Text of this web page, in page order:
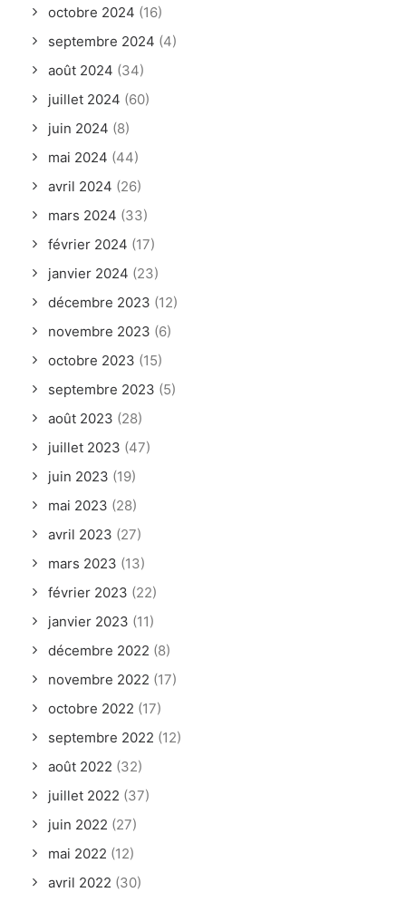
octobre 2024 (16)
septembre 2024 (4)
août 2024 (34)
juillet 2024 (60)
juin 2024 (8)
mai 2024 (44)
avril 2024 (26)
mars 2024 (33)
février 2024 (17)
janvier 2024 (23)
décembre 2023 (12)
novembre 2023 (6)
octobre 2023 (15)
septembre 2023 (5)
août 2023 (28)
juillet 2023 (47)
juin 2023 (19)
mai 2023 (28)
avril 2023 (27)
mars 2023 (13)
février 2023 (22)
janvier 2023 (11)
décembre 2022 (8)
novembre 2022 (17)
octobre 2022 (17)
septembre 2022 (12)
août 2022 (32)
juillet 2022 (37)
juin 2022 (27)
mai 2022 (12)
avril 2022 (30)